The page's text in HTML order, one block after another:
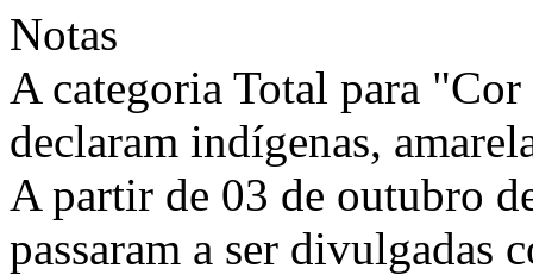
Notas
A categoria Total para
declaram indígenas,
A partir de 03 de outubro
passaram a ser divulgadas